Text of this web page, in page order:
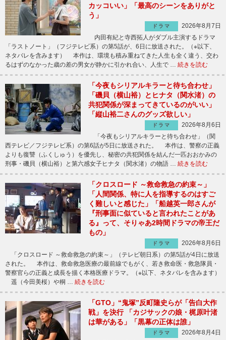
カッコいい」「最高のシーンをありがと
う」
ドラマ
2026年8月7日
内田有紀と寺西拓人がダブル主演するドラマ
「ラストノート」（フジテレビ系）の第5話が、6日に放送された。（※以下、
ネタバレを含みます） 本作は、環境も積み重ねてきた人生も全く違う、交わ
るはずのなかった歳の差の男女が静かに引かれ合い、人生で … 続きを読む
「今夜もシリアルキラーと待ち合わせ」
「磯貝（横山裕）とヒナタ（関水渚）の
共犯関係が深まってきているのがいい」
「縦山裕二さんのグッズ欲しい」
ドラマ
2026年8月6日
「今夜もシリアルキラーと待ち合わせ」（関
西テレビ／フジテレビ系）の第6話が5日に放送された。 本作は、警察の正義
よりも復讐（ふくしゅう）を優先し、秘密の共犯関係を結んだ一匹おおかみの
刑事・磯貝（横山裕）と第六感女子ヒナタ（関水渚）の物語 … 続きを読む
「クロスロード ～救命救急の約束～」
「人間関係、特に人を指導するのはすご
く難しいと感じた」「船越英一郎さんが
『刑事面に似ていると言われたことがあ
る』って、そりゃあ2時間ドラマの帝王だ
もの」
ドラマ
2026年8月6日
「クロスロード ～救命救急の約束～」（テレビ朝日系）の第5話が4日に放送
された。 本作は、救命救急医療の最前線でもがく、若き救命医・救急隊員・
警察官らの正義と成長を描く本格医療ドラマ。（※以下、ネタバレを含みます）
遥（今田美桜）や桐 … 続きを読む
「GTO」“鬼塚”反町隆史らが「告白大作
戦」を決行 「カジサックの娘・梶原叶渚
は華がある」「黒幕の正体は誰」
ドラマ
2026年8月4日